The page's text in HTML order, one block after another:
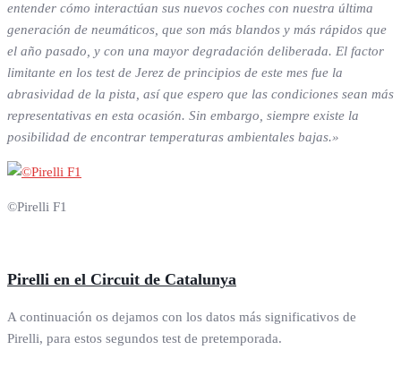
entender cómo interactúan sus nuevos coches con nuestra última
generación de neumáticos, que son más blandos y más rápidos que
el año pasado, y con una mayor degradación deliberada. El factor
limitante en los test de Jerez de principios de este mes fue la
abrasividad de la pista, así que espero que las condiciones sean más
representativas en esta ocasión. Sin embargo, siempre existe la
posibilidad de encontrar temperaturas ambientales bajas.»
©Pirelli F1
Pirelli en el Circuit de Catalunya
A continuación os dejamos con los datos más significativos de
Pirelli, para estos segundos test de pretemporada.